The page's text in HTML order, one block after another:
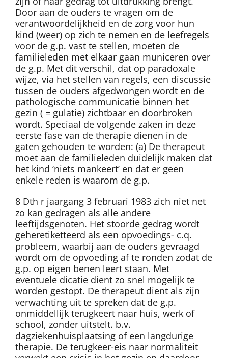
Door aan de ouders te vragen om de
verantwoordelijkheid en de zorg voor hun
kind (weer) op zich te nemen en de leefregels
voor de g.p. vast te stellen, moeten de
familieleden met elkaar gaan municeren over
de g.p. Met dit verschil, dat op paradoxale
wijze, via het stellen van regels, een discussie
tussen de ouders afgedwongen wordt en de
pathologische communicatie binnen het
gezin ( = gulatie) zichtbaar en doorbroken
wordt. Speciaal de volgende zaken in deze
eerste fase van de therapie dienen in de
gaten gehouden te worden: (a) De therapeut
moet aan de familieleden duidelijk maken dat
het kind ‘niets mankeert’ en dat er geen
enkele reden is waarom de g.p.
8 Dth r jaargang 3 februari 1983 zich niet net
zo kan gedragen als alle andere
leeftijdsgenoten. Het stoorde gedrag wordt
geheretiketteerd als een opvoedings- c.q.
probleem, waarbij aan de ouders gevraagd
wordt om de opvoeding af te ronden zodat de
g.p. op eigen benen leert staan. Met
eventuele dicatie dient zo snel mogelijk te
worden gestopt. De therapeut dient als zijn
verwachting uit te spreken dat de g.p.
onmiddellijk terugkeert naar huis, werk of
school, zonder uitstelt. b.v.
dagziekenhuisplaatsing of een langdurige
therapie. De terugkeer-eis naar normaliteit